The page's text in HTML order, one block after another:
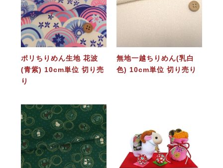
ポリちりめん生地 花波
(青紫) 10cm単位 切り売
り
無地一越ちりめん(乳白
色) 10cm単位 切り売り